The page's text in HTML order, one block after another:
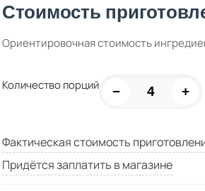
Стоимость
Ориентировочная стоимость
Количество порций − +
Фактическая стоимость
Придётся заплатить в магазине